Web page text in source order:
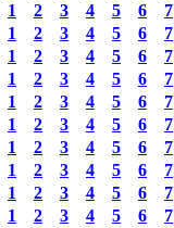
1 2 3 4 5 6
7
1 2 3 4 5 6
7
1 2 3 4 5 6
7
1 2 3 4 5 6
7
1 2 3 4 5 6
7
1 2 3 4 5 6
7
1 2 3 4 5 6
7
1 2 3 4 5 6
7
1 2 3 4 5 6
7
1 2 3 4 5 6
7